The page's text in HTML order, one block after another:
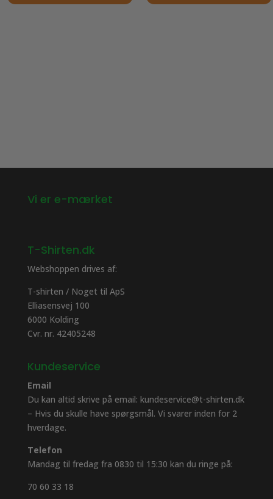
Vi er e-mærket
T-Shirten.dk
Webshoppen drives af:
T-shirten / Noget til ApS
Elliasensvej 100
6000 Kolding
Cvr. nr. 42405248
Kundeservice
Email
Du kan altid skrive på email: kundeservice@t-shirten.dk
– Hvis du skulle have spørgsmål. Vi svarer inden for 2
hverdage.
Telefon
Mandag til fredag fra 0830 til 15:30 kan du ringe på:
70 60 33 18